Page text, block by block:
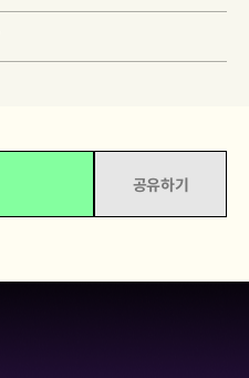
공유하기